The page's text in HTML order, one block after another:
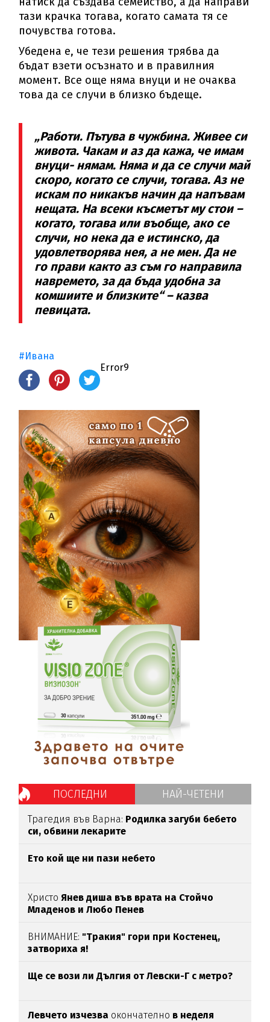
тази крачка тогава, когато самата тя се
почувства готова.
Убедена е, че тези решения трябва да
бъдат взети осъзнато и в правилния
момент. Все още няма внуци и не очаква
това да се случи в близко бъдеще.
„Работи. Пътува в чужбина. Живее си
живота. Чакам и аз да кажа, че имам
внуци- нямам. Няма и да се случи май
скоро, когато се случи, тогава. Аз не
искам по никакъв начин да напъвам
нещата. На всеки късметът му стои –
когато, тогава или въобще, ако се
случи, но нека да е истинско, да
удовлетворява нея, а не мен. Да не
го прави както аз съм го направила
навремето, за да бъда удобна за
комшиите и близките“ – казва
певицата.
#Ивана
Error9
ПОСЛЕДНИ НАЙ-ЧЕТЕНИ
Трагедия във Варна: Родилка загуби бебето
си, обвини лекарите
Ето кой ще ни пази небето
ХристоЯнев диша във врата на Стойчо
Младенов и Любо Пенев
ВНИМАНИЕ: "Тракия" гори при Костенец,
затвориха я!
Ще се вози ли Дългия от Левски-Г с метро?
Левчето изчезва окончателно в неделя